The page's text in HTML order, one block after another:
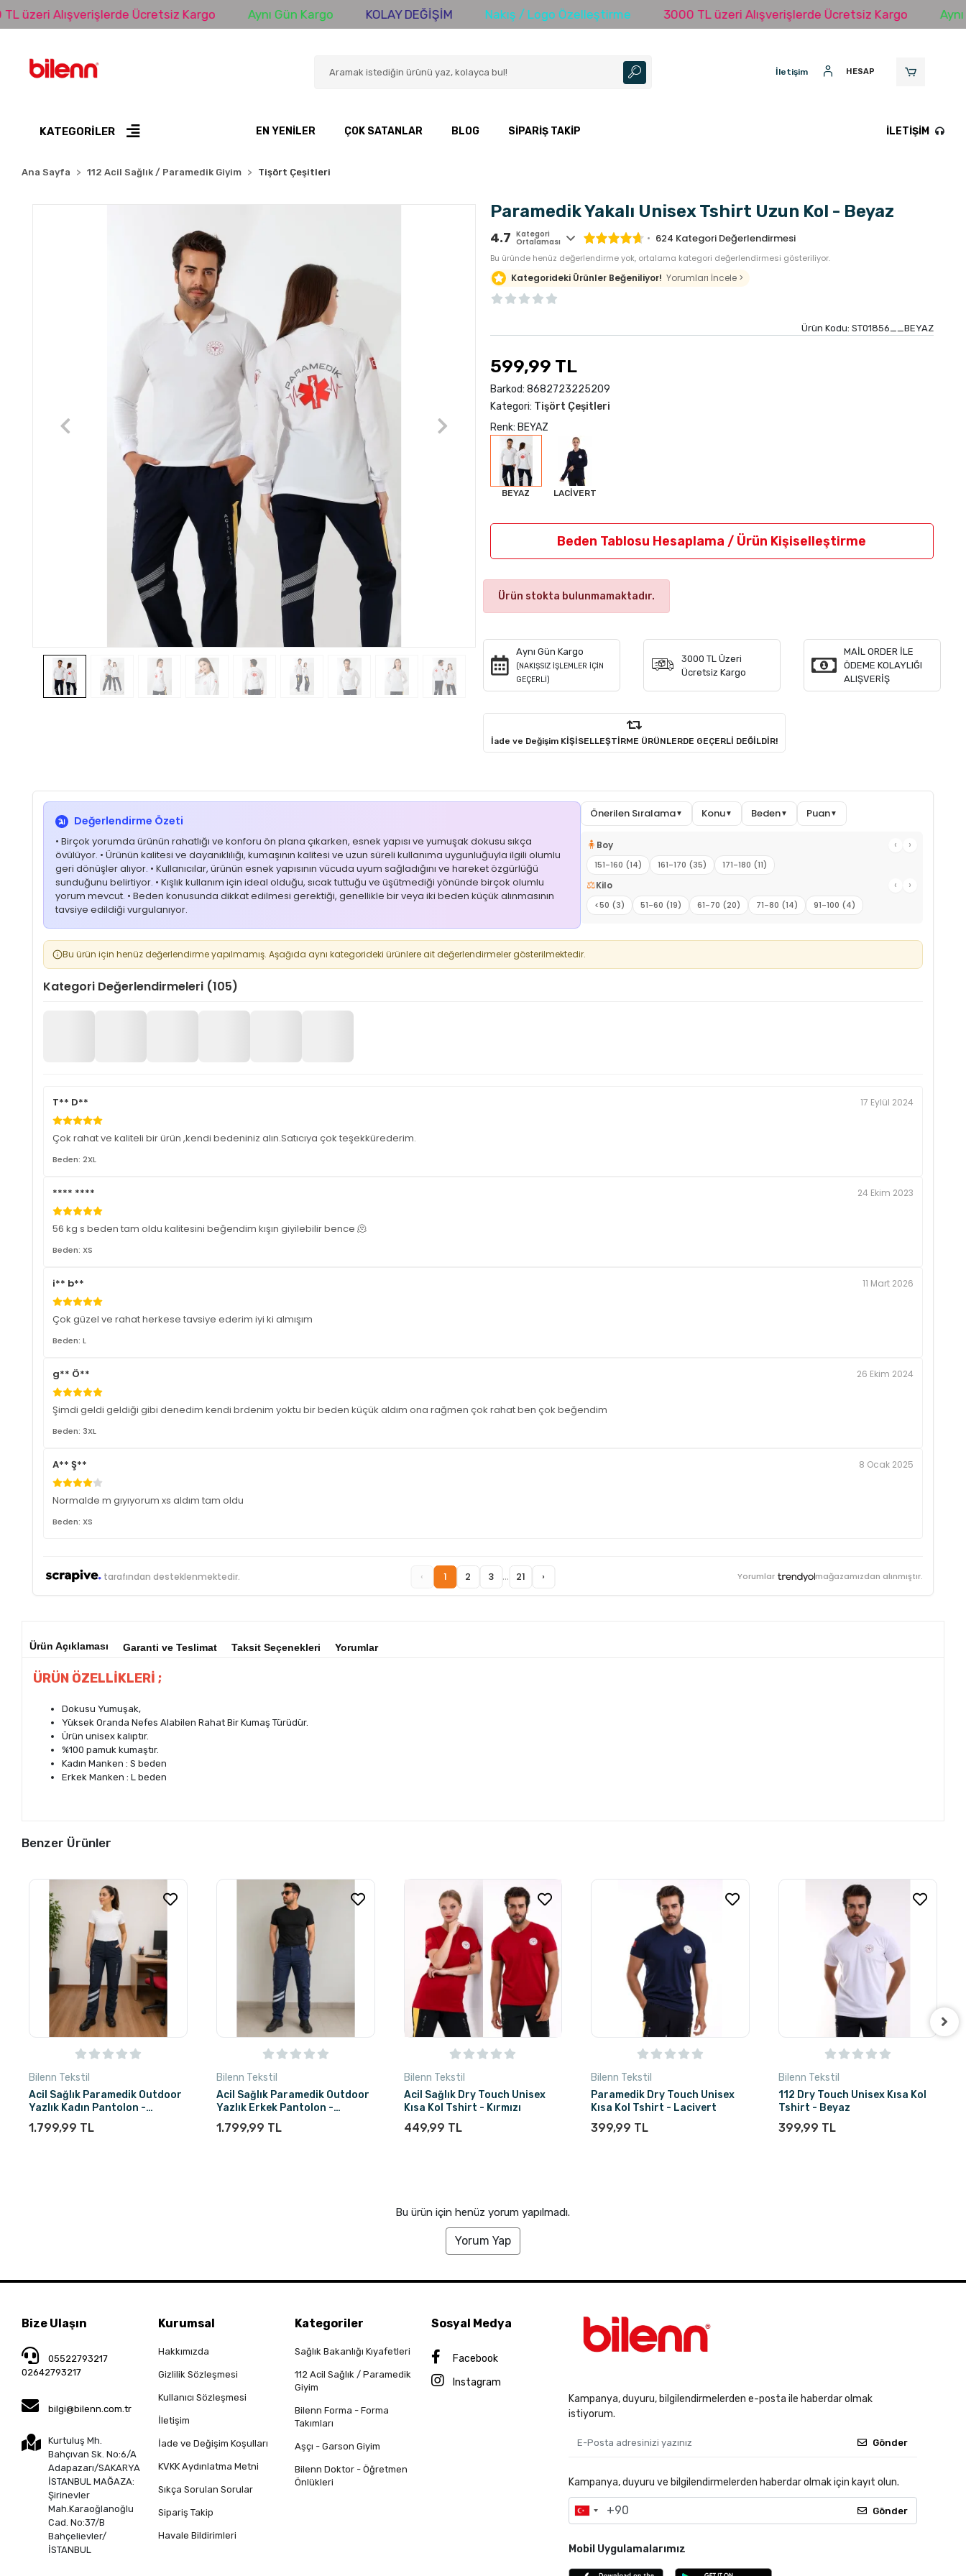
Alışverişlerde Ücretsiz Kargo Aynı Gün Kargo KOLAY DEĞİŞİM Nakış / Logo Özelleştirme 3000 TL üzeri Alışverişlerde Ücretsiz Kargo Aynı Gün
İletişim HESAP
KATEGORİLER EN YENILER ÇOK SATANLAR BLOG SIPARIŞ TAKIP İLETIŞIM
Ana Sayfa 112 Acil Sağlık / Paramedik Giyim Tişört Çeşitleri
Paramedik Yakalı Unisex Tshirt Uzun Kol - Beyaz
4.7 Kategori
Ortalaması 624 Kategori Değerlendirmesi
Bu üründe henüz değerlendirme yok, ortalama kategori değerlendirmesi gösteriliyor.
Kategorideki Ürünler Beğeniliyor! Yorumları İncele >
Ürün Kodu: ST01856__BEYAZ
599,99 TL
Barkod: 8682723225209
Kategori: Tişört Çeşitleri
Renk: BEYAZ
BEYAZ LACİVERT
Beden Tablosu Hesaplama / Ürün Kişiselleştirme
Ürün stokta bulunmamaktadır.
Aynı Gün Kargo
(NAKIŞSIZ İŞLEMLER İÇİN
GEÇERLİ)
3000 TL Üzeri
Ücretsiz Kargo
MAİL ORDER İLE
ÖDEME KOLAYLIĞI
ALIŞVERİŞ
İade ve Değişim KİŞİSELLEŞTİRME ÜRÜNLERDE GEÇERLİ DEĞİLDİR!
Değerlendirme Özeti
• Birçok yorumda ürünün rahatlığı ve konforu ön plana çıkarken, esnek yapısı ve yumuşak dokusu sıkça
övülüyor. • Ürünün kalitesi ve dayanıklılığı, kumaşının kalitesi ve uzun süreli kullanıma uygunluğuyla ilgili olumlu
geri dönüşler alıyor. • Kullanıcılar, ürünün esnek yapısının vücuda uyum sağladığını ve hareket özgürlüğü
sunduğunu belirtiyor. • Kışlık kullanım için ideal olduğu, sıcak tuttuğu ve üşütmediği yönünde birçok olumlu
yorum mevcut. • Beden konusunda dikkat edilmesi gerektiği, genellikle bir veya iki beden küçük alınmasının
tavsiye edildiği vurgulanıyor.
Önerilen Sıralama▼ Konu▼ Beden▼ Puan▼
🧍 Boy ‹ ›
151-160 (14) 161-170 (35) 171-180 (11)
⚖️Kilo ‹ ›
<50 (3) 51-60 (19) 61-70 (20) 71-80 (14) 91-100 (4)
Bu ürün için henüz değerlendirme yapılmamış. Aşağıda aynı kategorideki ürünlere ait değerlendirmeler gösterilmektedir.
Kategori Değerlendirmeleri (105)
T** D** 17 Eylül 2024
Çok rahat ve kaliteli bir ürün ,kendi bedeniniz alın.Satıcıya çok teşekkürederim.
Beden: 2XL
**** **** 24 Ekim 2023
56 kg s beden tam oldu kalitesini beğendim kışın giyilebilir bence 🫠
Beden: XS
i** b** 11 Mart 2026
Çok güzel ve rahat herkese tavsiye ederim iyi ki almışım
Beden: L
g** Ö** 26 Ekim 2024
Şimdi geldi geldiği gibi denedim kendi brdenim yoktu bir beden küçük aldım ona rağmen çok rahat ben çok beğendim
Beden: 3XL
A** Ş** 8 Ocak 2025
Normalde m gıyıyorum xs aldım tam oldu
Beden: XS
tarafından desteklenmektedir. ‹ 1 2 3 ... 21 › Yorumlar mağazamızdan alınmıştır.
Ürün Açıklaması Garanti ve Teslimat Taksit Seçenekleri Yorumlar
ÜRÜN ÖZELLİKLERİ ;
Dokusu Yumuşak,
Yüksek Oranda Nefes Alabilen Rahat Bir Kumaş Türüdür.
Ürün unisex kalıptır.
%100 pamuk kumaştır.
Kadın Manken : S beden
Erkek Manken : L beden
Benzer Ürünler
Bilenn Tekstil
Acil Sağlık Paramedik Outdoor
Yazlık Kadın Pantolon -
Lacivert
1.799,99 TL
Bilenn Tekstil
Acil Sağlık Paramedik Outdoor
Yazlık Erkek Pantolon -
Lacivert
1.799,99 TL
Bilenn Tekstil
Acil Sağlık Dry Touch Unisex
Kısa Kol Tshirt - Kırmızı
449,99 TL
Bilenn Tekstil
Paramedik Dry Touch Unisex
Kısa Kol Tshirt - Lacivert
399,99 TL
Bilenn Tekstil
112 Dry Touch Unisex Kısa Kol
Tshirt - Beyaz
399,99 TL
Bu ürün için henüz yorum yapılmadı.
Yorum Yap
Bize Ulaşın
05522793217
02642793217
bilgi@bilenn.com.tr
Kurtuluş Mh.
Bahçıvan Sk. No:6/A
Adapazarı/SAKARYA
İSTANBUL MAĞAZA:
Şirinevler
Mah.Karaoğlanoğlu
Cad. No:37/B
Bahçelievler/
İSTANBUL
Kurumsal
Hakkımızda
Gizlilik Sözleşmesi
Kullanıcı Sözleşmesi
İletişim
İade ve Değişim Koşulları
KVKK Aydınlatma Metni
Sıkça Sorulan Sorular
Sipariş Takip
Havale Bildirimleri
Kategoriler
Sağlık Bakanlığı Kıyafetleri
112 Acil Sağlık / Paramedik
Giyim
Bilenn Forma - Forma
Takımları
Aşçı - Garson Giyim
Bilenn Doktor - Öğretmen
Önlükleri
Sosyal Medya
Facebook
Instagram
Kampanya, duyuru, bilgilendirmelerden e-posta ile haberdar olmak
istiyorum.
Gönder
Kampanya, duyuru ve bilgilendirmelerden haberdar olmak için kayıt olun.
Gönder
Mobil Uygulamalarımız